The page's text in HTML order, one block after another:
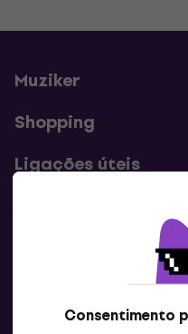
Consentimento
Muziker
Shopping
Ligações úteis